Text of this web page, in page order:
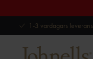
1-3 vardagars leverans